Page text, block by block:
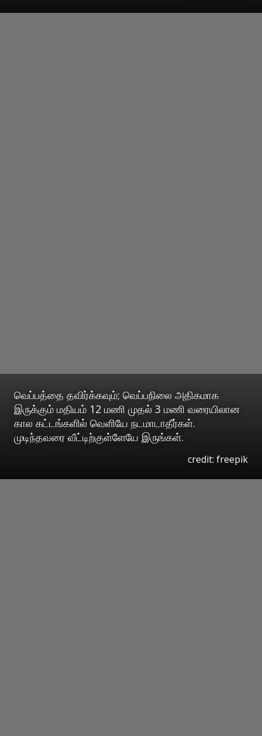
வெப்பத்தை தவிர்க்கவும்; வெப்பநிலை அதிகமாக
இருக்கும் மதியம் 12 மணி முதல் 3 மணி வரையிலான
கால கட்டங்களில் வெளியே நடமாடாதீர்கள்.
முடிந்தவரை வீட்டிற்குள்ளேயே இருங்கள்.
credit: freepik